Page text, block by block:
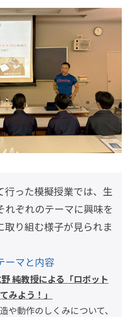
行った模擬授業では、生
れぞれのテーマに興味を
取り組む様子が見られま
ーマと内容
純教授による「ロボット
みよう！」
や動作のしくみについて、